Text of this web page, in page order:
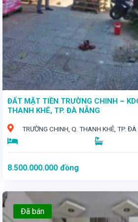
ĐẤT MẶT TIỀN TRƯỜNG CHINH –
THANH KHÊ, TP. ĐÀ NẴNG
TRƯỜNG CHINH, Q. THANH KHÊ, TP. ĐÀ
8.500.000.000 đồng
Đã bán